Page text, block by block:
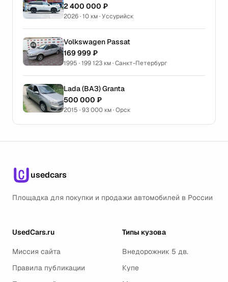
2 400 000 ₽
2026 · 10 км · Уссурийск
Volkswagen Passat
169 999 ₽
1995 · 199 123 км · Санкт-Петербург
Lada (ВАЗ) Granta
500 000 ₽
2015 · 93 000 км · Орск
usedcars
Площадка для покупки и продажи автомобилей в России
UsedCars.ru
Миссия сайта
Правила публикации
Типы кузова
Внедорожник 5 дв.
Купе